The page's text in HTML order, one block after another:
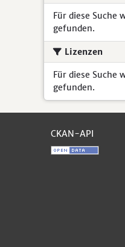
Für diese Suche
gefunden.
Lizenzen
Für diese Suche
gefunden.
CKAN-API